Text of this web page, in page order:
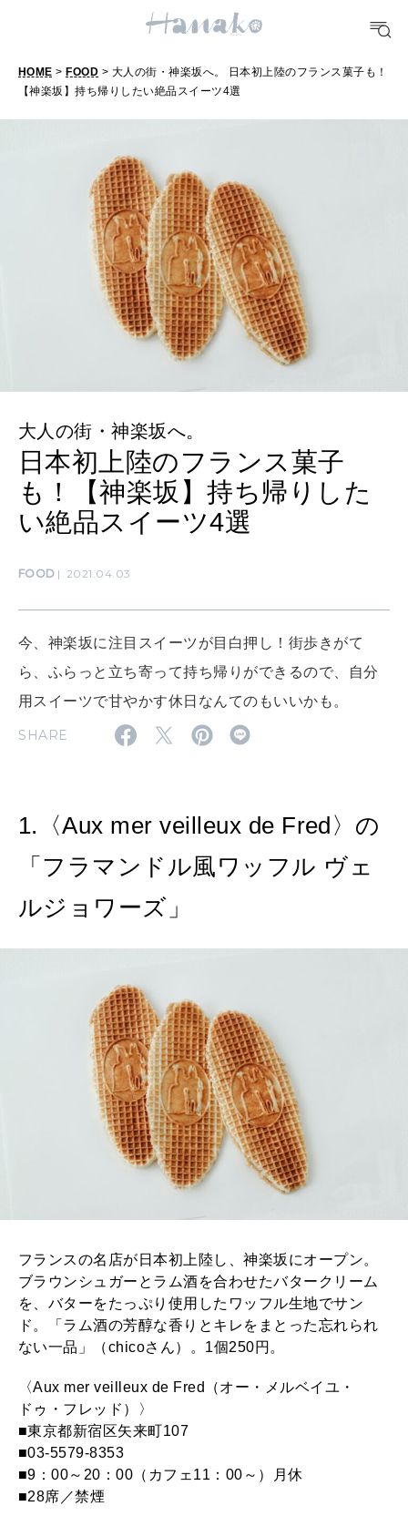
TRAVEL
FORTUNE
明日のわたし
[12星座別] Weekly Holoscope
[12星座別] Monthly Love Holoscope
女神まり愛のタロットメッセージ
算命学がわかる今月のあなた
HEALTH
自分にやさしく
LEARN
MAMA
ママもいろいろ
CULTURE
自分を耕す
WORK&MONEY
いい人生って？
MAGAZINE
特集
2026年9月号「北海道 おいしく遊ぶ、夏のご褒美旅。」
2026年8月号『お茶の時間です。』
2026年6月号「大銀座 トレンドが生まれる 新しい一流店へ。」
2026年5月号「“大好き”に出会いに。韓国」
2026年4月号「未来をつくる、学びの教科書。」
2026年3月号「スイーツ予想図 2026」
2026年2月号「良運を掴む 新・開運術。」
2025年12月号「お酒の新常識。」
FOLLOW US!
HOME > FOOD > 大人の街・神楽坂へ。 日本初上陸のフランス菓子も！
【神楽坂】持ち帰りしたい絶品スイーツ4選
大人の街・神楽坂へ。
日本初上陸のフランス菓子
も！【神楽坂】持ち帰りした
い絶品スイーツ4選
FOOD 2021.04.03
今、神楽坂に注目スイーツが目白押し！街歩きがて
ら、ふらっと立ち寄って持ち帰りができるので、自分
用スイーツで甘やかす休日なんてのもいいかも。
SHARE
1.〈Aux mer veilleux de Fred〉の
「フラマンドル風ワッフル ヴェ
ルジョワーズ」
フランスの名店が日本初上陸し、神楽坂にオープン。
ブラウンシュガーとラム酒を合わせたバタークリーム
を、バターをたっぷり使用したワッフル生地でサン
ド。「ラム酒の芳醇な香りとキレをまとった忘れられ
ない一品」（chicoさん）。1個250円。
〈Aux mer veilleux de Fred（オー・メルベイユ・
ドゥ・フレッド）〉
■東京都新宿区矢来町107
■03-5579-8353
■9：00～20：00（カフェ11：00～）月休
■28席／禁煙